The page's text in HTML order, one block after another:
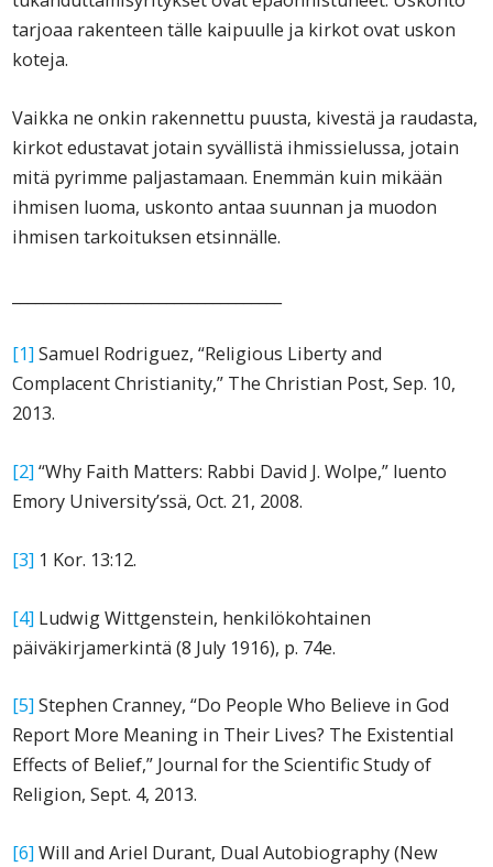
tarjoaa rakenteen tälle kaipuulle ja kirkot ovat uskon
koteja.
Vaikka ne onkin rakennettu puusta, kivestä ja raudasta,
kirkot edustavat jotain syvällistä ihmissielussa, jotain
mitä pyrimme paljastamaan. Enemmän kuin mikään
ihmisen luoma, uskonto antaa suunnan ja muodon
ihmisen tarkoituksen etsinnälle.
[1]Samuel Rodriguez, “Religious Liberty and
Complacent Christianity,” The Christian Post, Sep. 10,
2013.
[2]“Why Faith Matters: Rabbi David J. Wolpe,” luento
Emory University’ssä, Oct. 21, 2008.
[3] 1 Kor. 13:12.
[4] Ludwig Wittgenstein, henkilökohtainen
päiväkirjamerkintä (8 July 1916), p. 74e.
[5]Stephen Cranney, “Do People Who Believe in God
Report More Meaning in Their Lives? The Existential
Effects of Belief,” Journal for the Scientific Study of
Religion, Sept. 4, 2013.
[6]Will and Ariel Durant, Dual Autobiography(New